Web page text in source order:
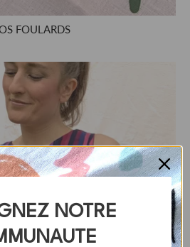
FOULARDS
NOTRE